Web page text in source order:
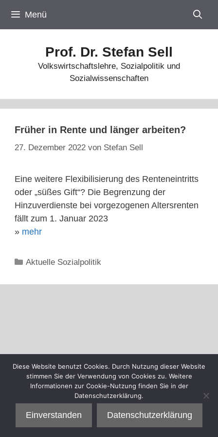
Inhalt
springen
Menü
Prof. Dr. Stefan Sell
Volkswirtschaftslehre, Sozialpolitik und
Sozialwissenschaften
Früher in Rente und länger arbeiten?
27. Dezember 2022 von Stefan Sell
Eine weitere Flexibilisierung des Renteneintritts
oder „süßes Gift“? Die Begrenzung der
Hinzuverdienste bei vorgezogenen Altersrenten
fällt zum 1. Januar 2023
» mehr
Kategorien
Aktuelle Sozialpolitik
Diese Website benutzt Cookies. Durch Nutzung dieser Website
stimmen Sie der Verwendung von Cookies zu. Weitere
Informationen zur Cookie-Nutzung finden Sie in der
Datenschutzerklärung.
Einverstanden Datenschutzerklärung